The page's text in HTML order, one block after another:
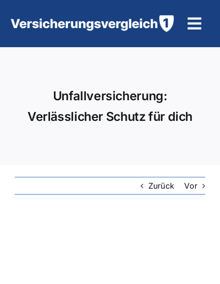
Inhalt
Motorradversicherung
Unfallversicherung:
Verlässlicher Schutz für dich
Zurück Vor